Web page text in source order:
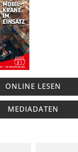
ONLINE LESEN
MEDIADATEN